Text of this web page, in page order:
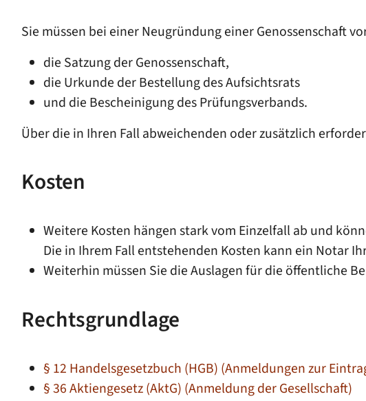
Sie müssen bei einer Neugründung einer Genossenschaft
die Satzung der Genossenschaft,
die Urkunde der Bestellung des Aufsichtsrats
und die Bescheinigung des Prüfungsverbands.
Über die in Ihren Fall abweichenden oder zusätzlich
Kosten
Weitere Kosten hängen stark vom Einzelfall ab und
Die in Ihrem Fall entstehenden Kosten kann ein Notar
Weiterhin müssen Sie die Auslagen für die öffentliche
Rechtsgrundlage
§ 12 Handelsgesetzbuch (HGB) (Anmeldungen zur
§ 36 Aktiengesetz (AktG) (Anmeldung der Gesellschaft)